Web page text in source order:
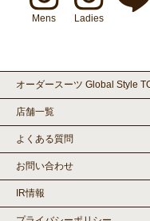
Mens Ladies
オーダースーツ Global Style
店舗一覧
よくある質問
お問い合わせ
IR情報